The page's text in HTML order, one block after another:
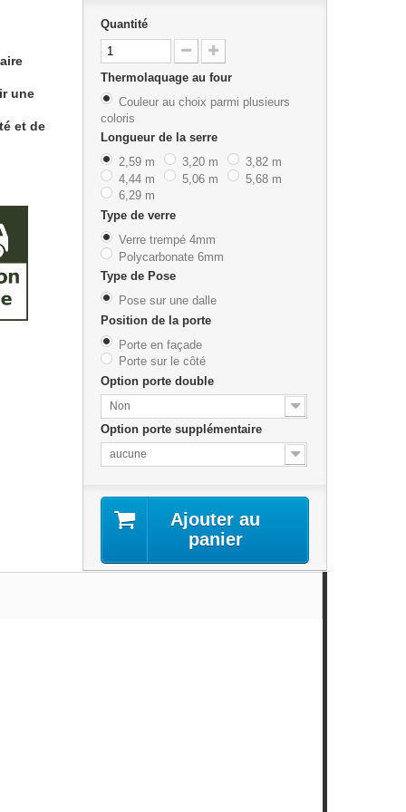
une
et de
Quantité
Thermolaquage au four
Couleur au choix parmi plusieurs
coloris
Longueur de la serre
2,59 m
3,20 m
3,82 m
4,44 m
5,06 m
5,68 m
6,29 m
Type de verre
Verre trempé 4mm
Polycarbonate 6mm
Type de Pose
Pose sur une dalle
Position de la porte
Porte en façade
Porte sur le côté
Option porte double
Non
Option porte supplémentaire
aucune
Ajouter au
panier